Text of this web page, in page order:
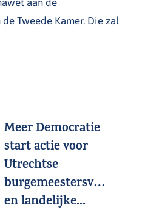
aan de
Tweede Kamer. Die zal
Meer Democratie
start actie voor
Utrechtse
en landelijke...